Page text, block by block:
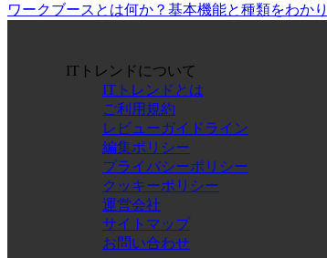
ワークブースとは何か？基本機能と種類をわか
ITトレンドについて
ITトレンドとは
ご利用規約
レビューガイドライン
編集ポリシー
プライバシーポリシー
クッキーポリシー
運営会社
サイトマップ
お問い合わせ